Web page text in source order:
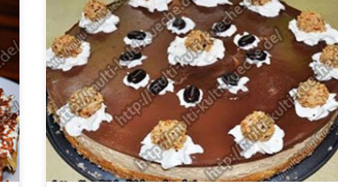
Zutaten für die Coffee Torte 400g Sahne8 Blatt
Gelatine1 Tortenboden100g Zartbitter
Schokolade600g Coffee Pudding (Grand Dessert)125
ml Milch Für die DekorationSprühsahneSchoko
KaffeebohnenGiotto Kugeln Zubereitung für Coffee
Torte Die Sahne in eine Schüssel geben und steif
schlagen. Die Sahne vom Grand Dessert entfernen und
den Rest unter die Schlagsahne mischen. 5 […]